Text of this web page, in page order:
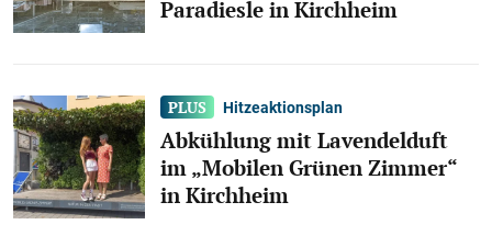
Paradiesle in Kirchheim
Hitzeaktionsplan
Abkühlung mit Lavendelduft
im „Mobilen Grünen Zimmer“
in Kirchheim